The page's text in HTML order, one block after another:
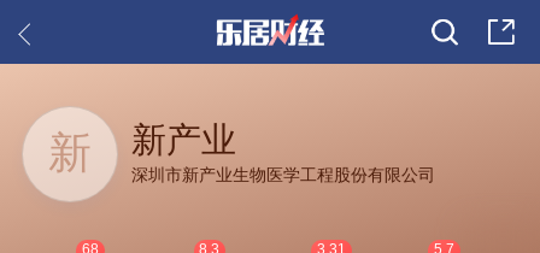
新 新产业
深圳市新产业生物医学工程股份有限公司
68 8.3 3.31 5.7